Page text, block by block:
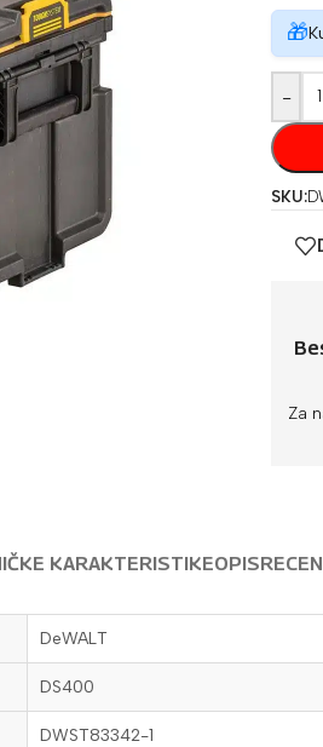
🎁
-
SKU:
Za
KARAKTERISTIKEOPIS
DeWALT
DS400
DWST83342-1